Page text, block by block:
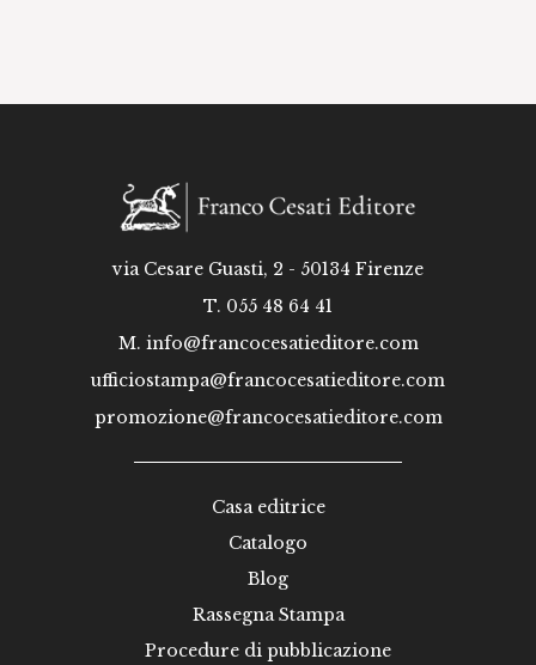
via Cesare Guasti, 2 - 50134 Firenze
T. 055 48 64 41
M. info@francocesatieditore.com
ufficiostampa@francocesatieditore.com
promozione@francocesatieditore.com
Casa editrice
Catalogo
Blog
Rassegna Stampa
Procedure di pubblicazione